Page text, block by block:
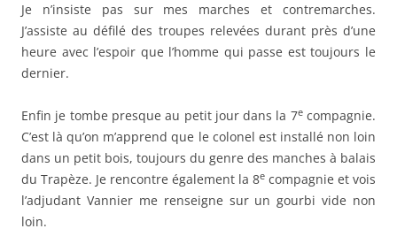
Je n’insiste pas sur mes marches et contremarches.
J’assiste au défilé des troupes relevées durant près d’une
heure avec l’espoir que l’homme qui passe est toujours le
dernier.
Enfin je tombe presque au petit jour dans la 7ecompagnie.
C’est là qu’on m’apprend que le colonel est installé non loin
dans un petit bois, toujours du genre des manches à balais
du Trapèze. Je rencontre également la 8e compagnie et vois
l’adjudant Vannier me renseigne sur un gourbi vide non
loin.